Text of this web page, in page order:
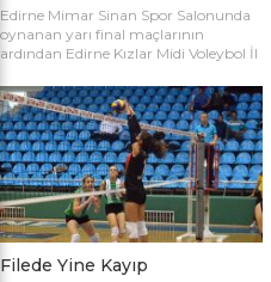
Edirne Mimar Sinan Spor Salonunda
oynanan yarı final maçlarının
ardından Edirne Kızlar Midi Voleybol İl
oynamaya hak kazanan takımlar
belirlendi. İlk oynanan yarı final
maçında Atletik Trakya takımını 25-
17, 25-7 ve 25-20’lik setlerle 3-0
mağlup eden Keşan Yıldızı takımı
finale adını ilk yazdıran takım oldu.
Oynanan ikinci maçta Avrupa
Yıldızları ile Kırcasalih […]
Filede Yine Kayıp